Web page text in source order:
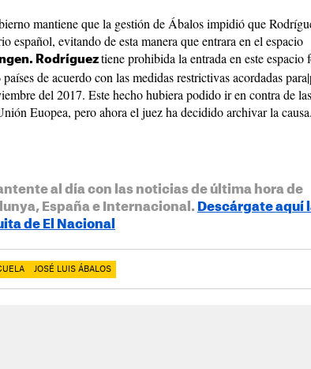
mantiene que la gestión de Ábalos impidió que
español, evitando de esta manera que entrara en el espacio
Rodrígueztiene prohibida la entrada en este espacio
de acuerdo con las medidas restrictivas acordadas
del 2017. Este hecho hubiera podido ir en contra de
Euopea, pero ahora el juez ha decidido archivar la causa.
al día con las noticias de última hora de
España e Internacional. Descárgate aquí
de El Nacional
JOSÉ LUIS ÁBALOS